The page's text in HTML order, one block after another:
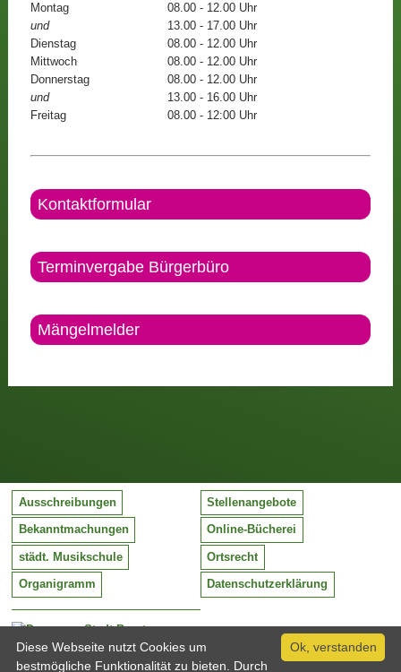
Montag
08.00 - 12.00 Uhr
und
13.00 - 17.00 Uhr
Dienstag
08.00 - 12.00 Uhr
Mittwoch
08.00 - 12.00 Uhr
Donnerstag
08.00 - 12.00 Uhr
und
13.00 - 16.00 Uhr
Freitag
08.00 - 12:00 Uhr
Kontaktformular
Terminvergabe Bürgerbüro
Mängelmelder
Stadt Barntrup
Mittelstraße 38
32683 Barntrup
Ausschreibungen Stellenangebote
Bekanntmachungen Online-Bücherei
städt. Musikschule Ortsrecht
Organigramm Datenschutzerklärung
Ok, verstanden
Diese Webseite nutzt Cookies um
bestmögliche Funktionalität zu bieten. Durch